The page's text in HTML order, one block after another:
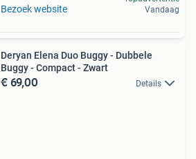
Bezoek website
Vandaag
Deryan Elena Duo Buggy - Dubbele
Buggy - Compact - Zwart
€ 69,00 Details